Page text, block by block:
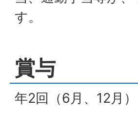
す。
賞与
年2回（6月、12月）